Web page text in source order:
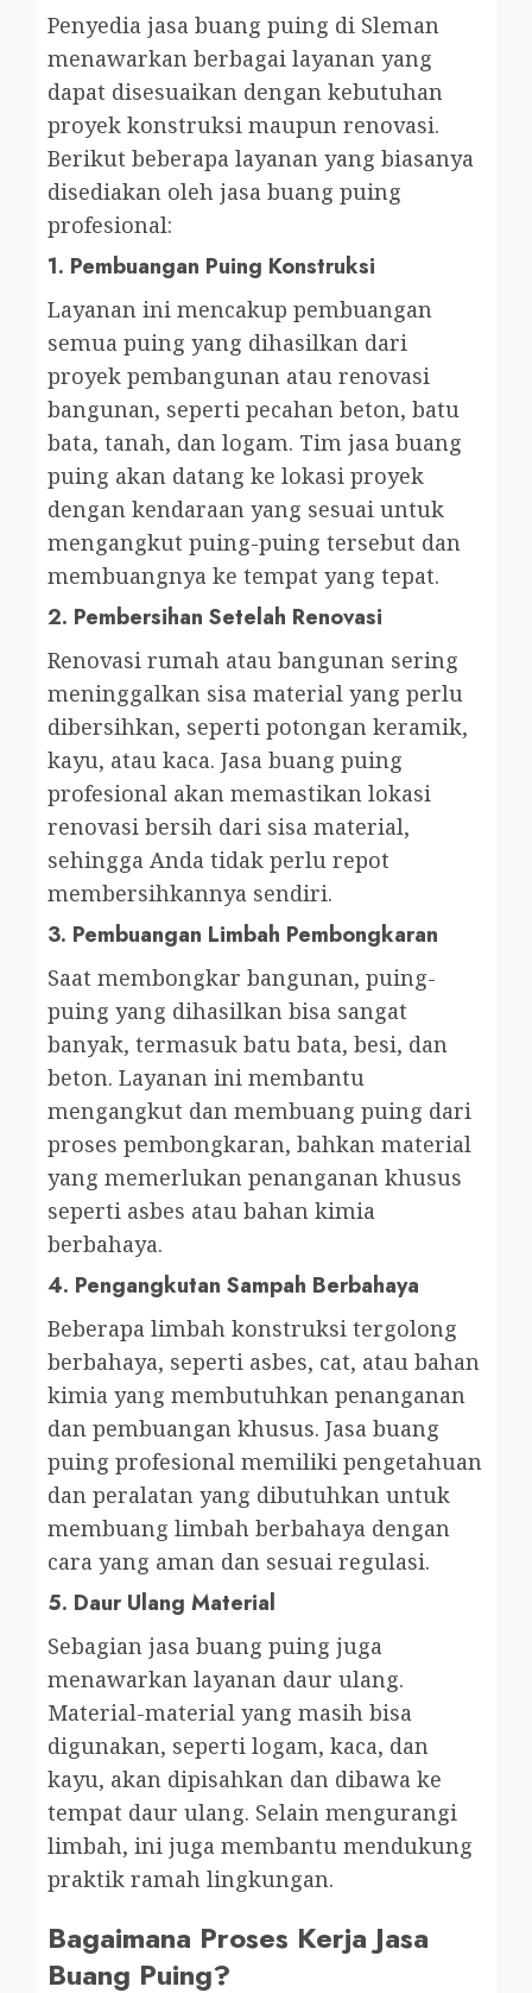
Penyedia jasa buang puing di Sleman
menawarkan berbagai layanan yang
dapat disesuaikan dengan kebutuhan
proyek konstruksi maupun renovasi.
Berikut beberapa layanan yang biasanya
disediakan oleh jasa buang puing
profesional:
1. Pembuangan Puing Konstruksi
Layanan ini mencakup pembuangan
semua puing yang dihasilkan dari
proyek pembangunan atau renovasi
bangunan, seperti pecahan beton, batu
bata, tanah, dan logam. Tim jasa buang
puing akan datang ke lokasi proyek
dengan kendaraan yang sesuai untuk
mengangkut puing-puing tersebut dan
membuangnya ke tempat yang tepat.
2. Pembersihan Setelah Renovasi
Renovasi rumah atau bangunan sering
meninggalkan sisa material yang perlu
dibersihkan, seperti potongan keramik,
kayu, atau kaca. Jasa buang puing
profesional akan memastikan lokasi
renovasi bersih dari sisa material,
sehingga Anda tidak perlu repot
membersihkannya sendiri.
3. Pembuangan Limbah Pembongkaran
Saat membongkar bangunan, puing-
puing yang dihasilkan bisa sangat
banyak, termasuk batu bata, besi, dan
beton. Layanan ini membantu
mengangkut dan membuang puing dari
proses pembongkaran, bahkan material
yang memerlukan penanganan khusus
seperti asbes atau bahan kimia
berbahaya.
4. Pengangkutan Sampah Berbahaya
Beberapa limbah konstruksi tergolong
berbahaya, seperti asbes, cat, atau bahan
kimia yang membutuhkan penanganan
dan pembuangan khusus. Jasa buang
puing profesional memiliki pengetahuan
dan peralatan yang dibutuhkan untuk
membuang limbah berbahaya dengan
cara yang aman dan sesuai regulasi.
5. Daur Ulang Material
Sebagian jasa buang puing juga
menawarkan layanan daur ulang.
Material-material yang masih bisa
digunakan, seperti logam, kaca, dan
kayu, akan dipisahkan dan dibawa ke
tempat daur ulang. Selain mengurangi
limbah, ini juga membantu mendukung
praktik ramah lingkungan.
Bagaimana Proses Kerja Jasa
Buang Puing?